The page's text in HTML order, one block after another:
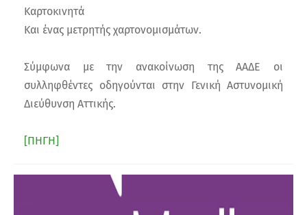
Καρτοκινητά
Και ένας μετρητής χαρτονομισμάτων.
Σύμφωνα με την ανακοίνωση της ΑΑΔΕ οι
συλληφθέντες οδηγούνται στην Γενική Αστυνομική
Διεύθυνση Αττικής.
[ΠΗΓΗ]